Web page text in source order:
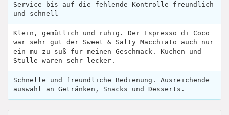
Service bis auf die fehlende Kontrolle freundlich
und schnell
Klein, gemütlich und ruhig. Der Espresso di Coco
war sehr gut der Sweet & Salty Macchiato auch nur
ein mü zu süß für meinen Geschmack. Kuchen und
Stulle waren sehr lecker.
Schnelle und freundliche Bedienung. Ausreichende
auswahl an Getränken, Snacks und Desserts.